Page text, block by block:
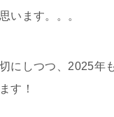
います。。。
にしつつ、2025年
す！